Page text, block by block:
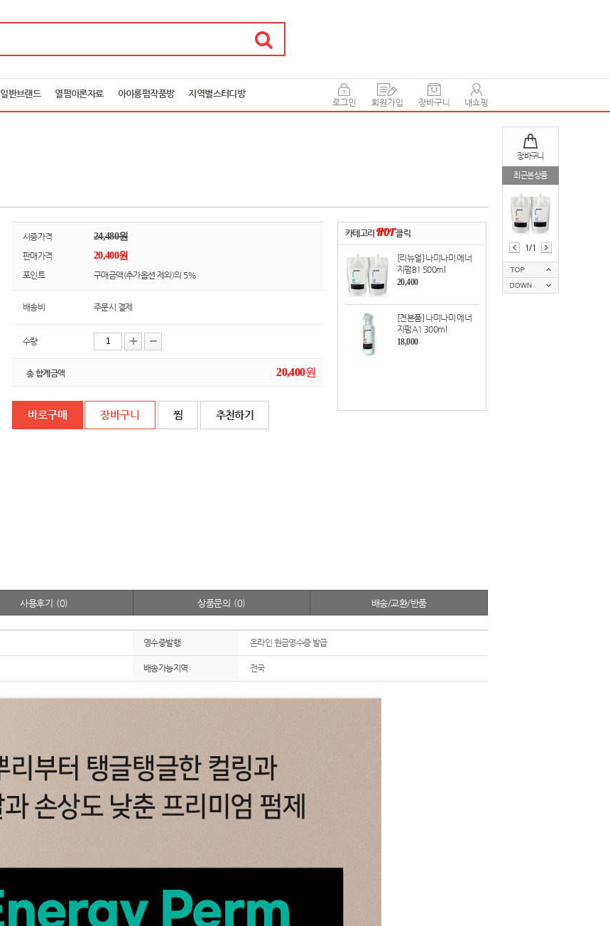
일반브랜드 열펌이론자료 아이롱펌작품방 지역별스터디방
장바구니
최근본상품
1/1
시중가격 24,480원
판매가격 20,400원
포인트 구매금액(추가옵션 제외)의 5%
배송비 주문시 결제
수량
총 합계금액 20,400원
찜 추천하기
카테고리 HOT클릭
[리뉴얼] 나미나미 에너
지펌B1 500ml
20,400
[견본품] 나미나미 에너
지펌A1 300ml
18,000
사용후기 (0) 상품문의 (0) 배송/교환/반품
영수증발행 온라인 현금영수증 발급
배송가능지역 전국